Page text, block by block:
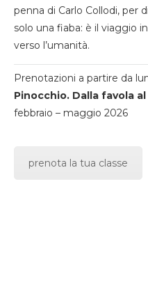
penna di Carlo Collodi, per
solo una fiaba: è il viaggio
verso l’umanità.
Prenotazioni a partire da
Pinocchio. Dalla favola
febbraio – maggio 2026
prenota la tua classe